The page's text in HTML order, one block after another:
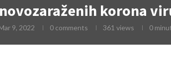
korona
9, 2022 0 comments 361 views 0